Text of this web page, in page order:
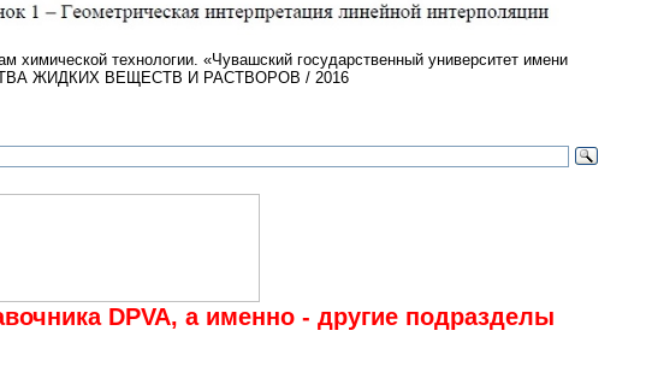
химической технологии. «Чувашский государственный университет имени
ЖИДКИХ ВЕЩЕСТВ И РАСТВОРОВ / 2016
DPVA, а именно - другие подразделы